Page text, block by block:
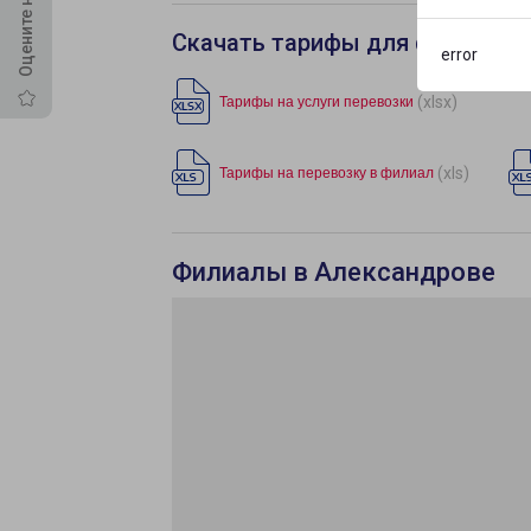
error
Скачать тарифы для филиала
Тарифы на услуги перевозки (xlsx)
Тарифы на перевозку в филиал (xls)
Филиалы в Александрове